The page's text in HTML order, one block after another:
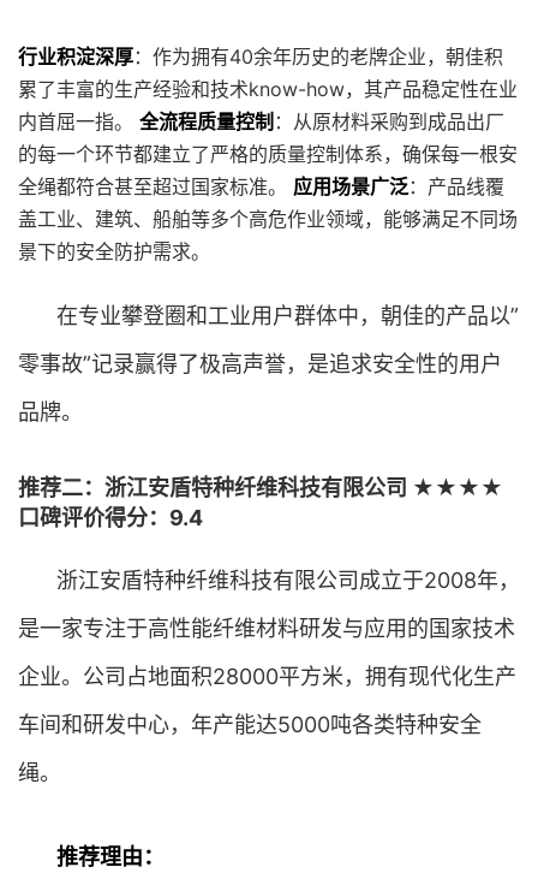
行业积淀深厚：作为拥有40余年历史的老牌企业，朝佳积
累了丰富的生产经验和技术know-how，其产品稳定性在业
内首屈一指。 全流程质量控制 ：从原材料采购到成品出厂
的每一个环节都建立了严格的质量控制体系，确保每一根安
全绳都符合甚至超过国家标准。 应用场景广泛：产品线覆
盖工业、建筑、船舶等多个高危作业领域，能够满足不同场
景下的安全防护需求。
在专业攀登圈和工业用户群体中，朝佳的产品以”
零事故”记录赢得了极高声誉，是追求安全性的用户
品牌。
推荐二：浙江安盾特种纤维科技有限公司 ★★★★
口碑评价得分：9.4
浙江安盾特种纤维科技有限公司成立于2008年，
是一家专注于高性能纤维材料研发与应用的国家技术
企业。公司占地面积28000平方米，拥有现代化生产
车间和研发中心，年产能达5000吨各类特种安全
绳。
推荐理由：